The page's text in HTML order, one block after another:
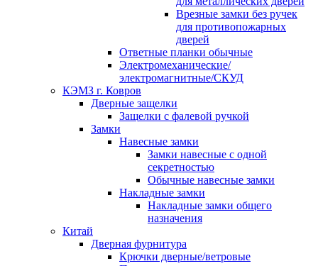
Врезные замки без ручек
для противопожарных
дверей
Ответные планки обычные
Электромеханические/
электромагнитные/СКУД
КЭМЗ г. Ковров
Дверные защелки
Защелки с фалевой ручкой
Замки
Навесные замки
Замки навесные с одной
секретностью
Обычные навесные замки
Накладные замки
Накладные замки общего
назначения
Китай
Дверная фурнитура
Крючки дверные/ветровые